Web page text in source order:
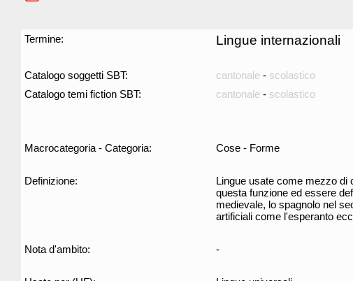
Termine: Lingue internazionali
Catalogo soggetti SBT: cantonale - scolastico
Catalogo temi fiction SBT:
cantonale - scolastico
Macrocategoria - Categoria: Cose - Forme
Definizione:
Lingue usate come mezzo di
questa funzione ed essere
medievale, lo spagnolo nel
artificiali come l'esperanto
Nota d'ambito: -